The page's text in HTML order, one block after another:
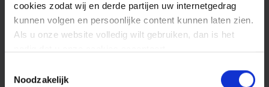
cookies zodat wij en derde partijen uw internetgedrag
kunnen volgen en persoonlijke content kunnen laten zien.
Als u onze website volledig wilt gebruiken, dan is het
Noodzakelijk